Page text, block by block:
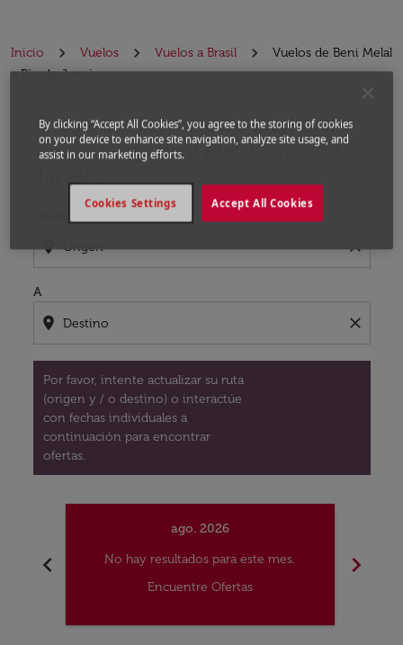
Inicio Vuelos Vuelos a Brasil
Vuelos de Beni Melal
a Río de Janeiro
Encuentre las mejores ofertas de
vuelo desde Beni Melal a Río de
location_on close
A
location_on close
Por favor, intente actualizar su ruta
(origen y / o destino) o interactúe
con fechas individuales a
continuación para encontrar
ofertas.
Por favor, intente actualizar su ruta (origen y / o
chevron_left
ago. 2026
No hay resultados para este mes.
Encuentre Ofertas
chevron_right
By clicking “Accept All Cookies”, you agree to the storing of cookies
on your device to enhance site navigation, analyze site usage, and
assist in our marketing efforts.
Accept All Cookies
Cookies Settings